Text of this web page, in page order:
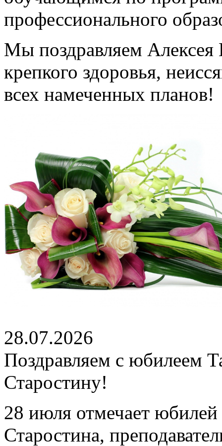
профессионального
Мы поздравляем Алексея
крепкого здоровья,
всех намеченных планов!
28.07.2026
Поздравляем с юбилеем
Старостину!
28 июля отмечает
Старостина,